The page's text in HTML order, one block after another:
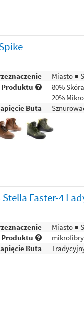
Miasto ●
Produktu
80%
20%
Buta
Faster-4
Miasto ●
Produktu
mikrofibry
Buta